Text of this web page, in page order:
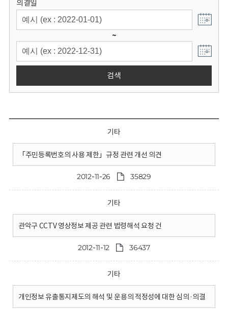
의결일
~
검색
기타
「주민등록번호의 사용 제한」규정 관련 개선 의견
2012-11-26 35829
기타
관악구 CCTV 영상정보 제공 관련 법령해석 요청 건
2012-11-12 36437
기타
개인정보 유출통지제도의 해석 및 운용의 적정성에 대한 심의·의결